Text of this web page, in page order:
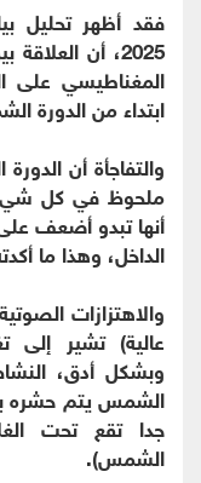
2025، أن
المغناطيسي
ابتداء من الدورة
أنها تبدو أضعف
الداخل، وهذا ما
والاهتزازات
عالية) تشير
وبشكل أدق،
الشمس يتم حشره
جدا تقع تحت
الشمس).